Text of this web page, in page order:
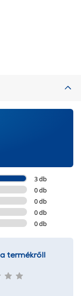
3 db
0 db
0 db
0 db
0 db
termékről!